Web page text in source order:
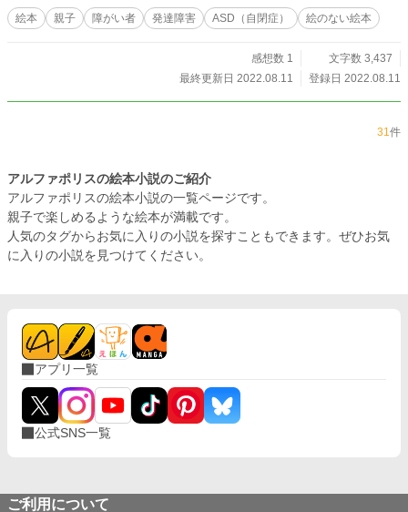
絵本 親子 障がい者 発達障害 ASD（自閉症） 絵のない絵本
感想数 1
文字数 3,437
最終更新日 2022.08.11
登録日 2022.08.11
31件
アルファポリスの絵本小説のご紹介
アルファポリスの絵本小説の一覧ページです。
親子で楽しめるような絵本が満載です。
人気のタグからお気に入りの小説を探すこともできます。ぜひお気
に入りの小説を見つけてください。
アプリ一覧
公式SNS一覧
ご利用について